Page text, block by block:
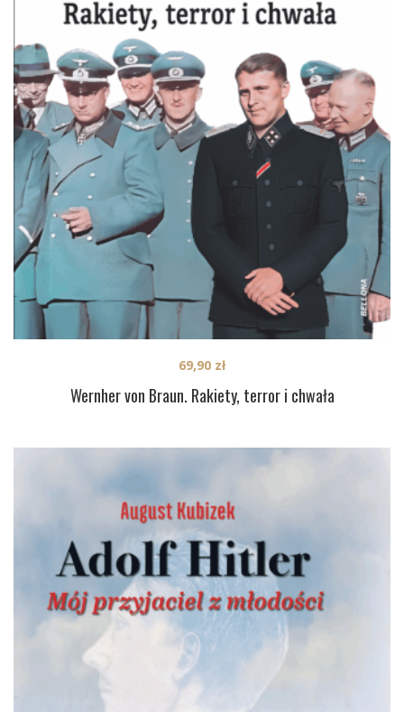
Wernher von Braun. Rakiety, terror i chwała
69,90 zł